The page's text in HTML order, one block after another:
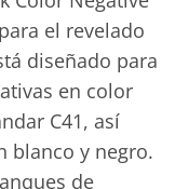
el revelado
diseñado para
en color
C41, así
blanco y negro.
de